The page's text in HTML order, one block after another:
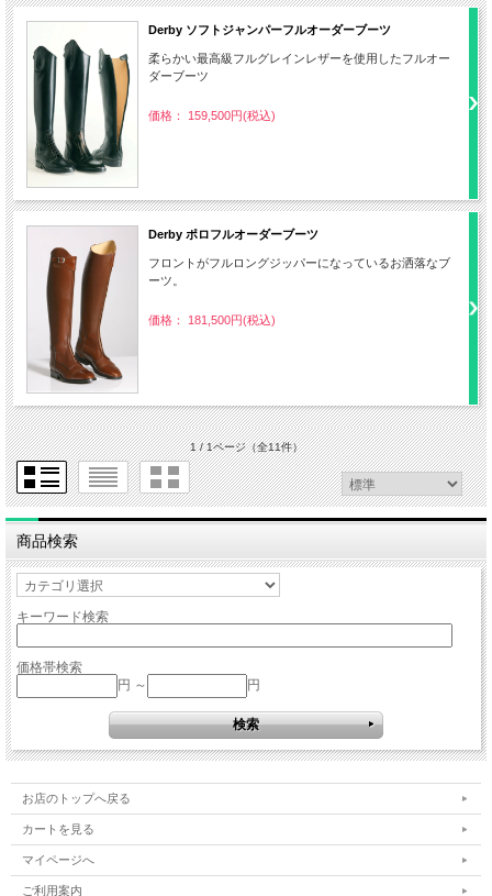
Derby ソフトジャンパーフルオーダーブーツ
柔らかい最高級フルグレインレザーを使用したフルオー
ダーブーツ
価格： 159,500円(税込)
Derby ポロフルオーダーブーツ
フロントがフルロングジッパーになっているお洒落なブ
ーツ。
価格： 181,500円(税込)
1 / 1ページ（全11件）
商品検索
キーワード検索
価格帯検索
円 ～
円
お店のトップへ戻る
カートを見る
マイページへ
ご利用案内